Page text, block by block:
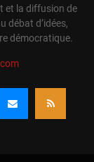
et la diffusion de
débat d’idées,
démocratique.